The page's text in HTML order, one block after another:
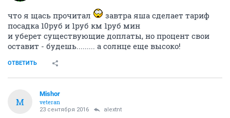
что я щась прочитал
завтра яша сделает тариф
посадка 10руб и 1руб км 1руб мин
и уберет существующие доплаты, но процент свои
оставит - будешь......... а солнце еще высоко!
ОТВЕТИТЬ
M
Mishor
veteran
23 сентября 2016 alextnt